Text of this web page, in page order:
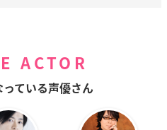
ACTOR
ている声優さん